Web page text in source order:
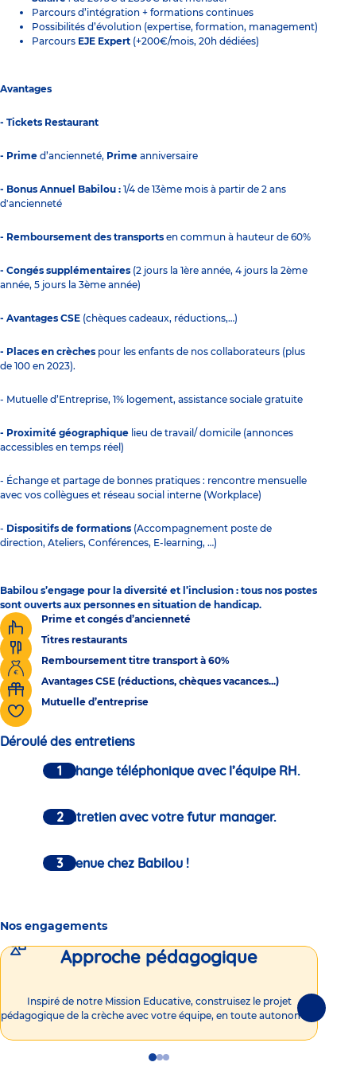
Parcours d’intégration + formations continues
Possibilités d’évolution (expertise, formation, management)
Parcours EJE Expert (+200€/mois, 20h dédiées)
Avantages
- Tickets Restaurant
- Prime d’ancienneté, Prime anniversaire
- Bonus Annuel Babilou : 1/4 de 13ème mois à partir de 2 ans
d'ancienneté
- Remboursement des transports en commun à hauteur de 60%
- Congés supplémentaires (2 jours la 1ère année, 4 jours la 2ème
année, 5 jours la 3ème année)
- Avantages CSE (chèques cadeaux, réductions,…)
- Places en crèches pour les enfants de nos collaborateurs (plus
de 100 en 2023).
- Mutuelle d’Entreprise, 1% logement, assistance sociale gratuite
- Proximité géographique lieu de travail/ domicile (annonces
accessibles en temps réel)
- Échange et partage de bonnes pratiques : rencontre mensuelle
avec vos collègues et réseau social interne (Workplace)
- Dispositifs de formations (Accompagnement poste de
direction, Ateliers, Conférences, E-learning, …)
Babilou s’engage pour la diversité et l’inclusion : tous nos postes
sont ouverts aux personnes en situation de handicap.
Prime et congés d’ancienneté
Titres restaurants
Remboursement titre transport à 60%
Avantages CSE (réductions, chèques vacances...)
Mutuelle d’entreprise
Déroulé des entretiens
Un échange téléphonique avec l’équipe RH.
Un entretien avec votre futur manager.
Bienvenue chez Babilou !
Nos engagements
Approche pédagogique
Inspiré de notre Mission Educative, construisez le projet
pédagogique de la crèche avec votre équipe, en toute autonomie !
GoGoGo